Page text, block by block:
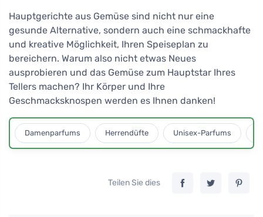
Hauptgerichte aus Gemüse sind nicht nur eine
gesunde Alternative, sondern auch eine schmackhafte
und kreative Möglichkeit, Ihren Speiseplan zu
bereichern. Warum also nicht etwas Neues
ausprobieren und das Gemüse zum Hauptstar Ihres
Tellers machen? Ihr Körper und Ihre
Geschmacksknospen werden es Ihnen danken!
Damenparfums Herrendüfte Unisex-Parfums
Teilen Sie dies